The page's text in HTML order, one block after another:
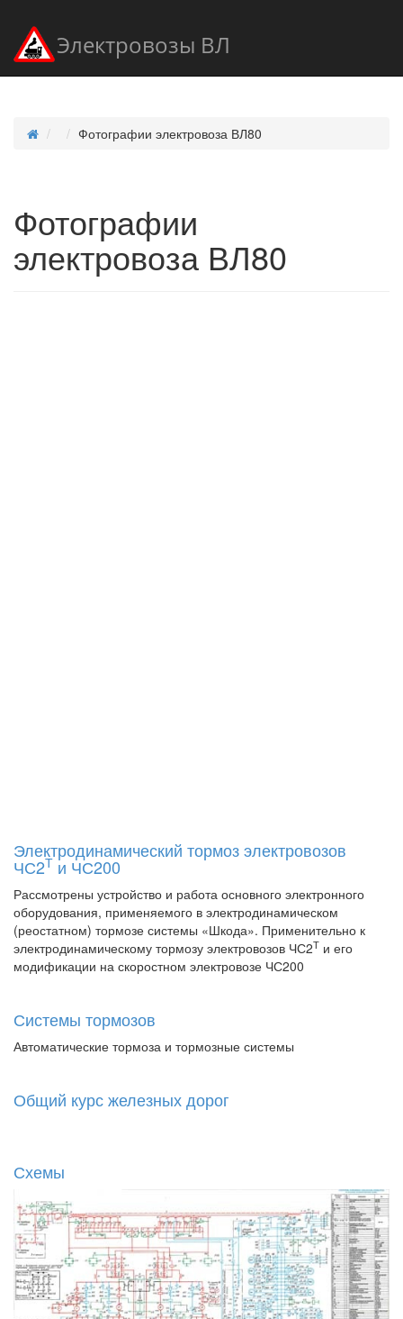
Электровозы ВЛ
Фотографии электровоза ВЛ80
Фотографии
электровоза ВЛ80
Электродинамический тормоз электровозов
ЧС2Т и ЧС200
Рассмотрены устройство и работа основного электронного
оборудования, применяемого в электродинамическом
(реостатном) тормозе системы «Шкода». Применительно к
электродинамическому тормозу электровозов ЧС2Т и его
модификации на скоростном электровозе ЧС200
Системы тормозов
Автоматические тормоза и тормозные системы
Общий курс железных дорог
Схемы